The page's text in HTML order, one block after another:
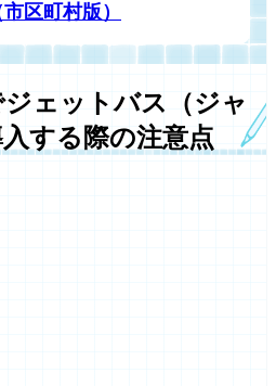
区町村版）
ェットバス（ジャ
する際の注意点